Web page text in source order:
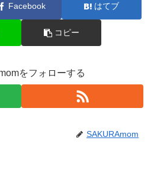
Facebook はてブ
コピー
をフォローする
SAKURAmom